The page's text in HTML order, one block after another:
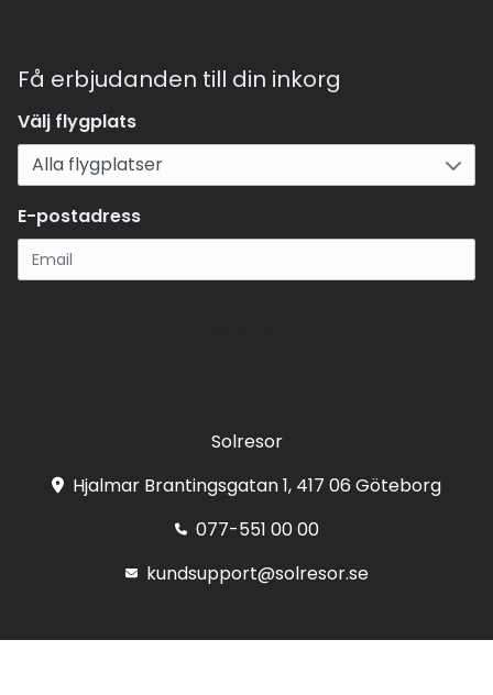
Få erbjudanden till din inkorg
Välj flygplats
E-postadress
Solresor
Hjalmar Brantingsgatan 1, 417 06 Göteborg
077-551 00 00
kundsupport@solresor.se